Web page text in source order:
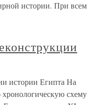
истории. При всем
истории Египта На
схему